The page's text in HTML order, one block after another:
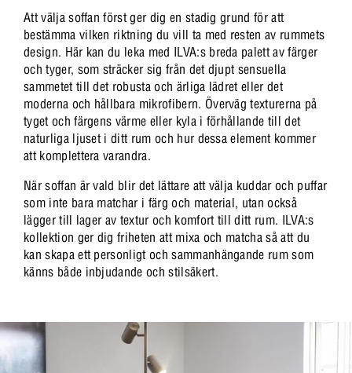
Att välja soffan först ger dig en stadig grund för att
bestämma vilken riktning du vill ta med resten av rummets
design. Här kan du leka med ILVA:s breda palett av färger
och tyger, som sträcker sig från det djupt sensuella
sammetet till det robusta och ärliga lädret eller det
moderna och hållbara mikrofibern. Överväg texturerna på
tyget och färgens värme eller kyla i förhållande till det
naturliga ljuset i ditt rum och hur dessa element kommer
att komplettera varandra.
När soffan är vald blir det lättare att välja kuddar och puffar
som inte bara matchar i färg och material, utan också
lägger till lager av textur och komfort till ditt rum. ILVA:s
kollektion ger dig friheten att mixa och matcha så att du
kan skapa ett personligt och sammanhängande rum som
känns både inbjudande och stilsäkert.